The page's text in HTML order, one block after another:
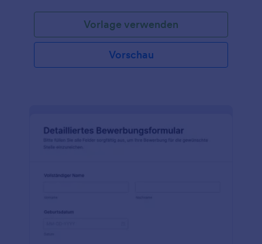
Vorlage verwenden
Vorschau